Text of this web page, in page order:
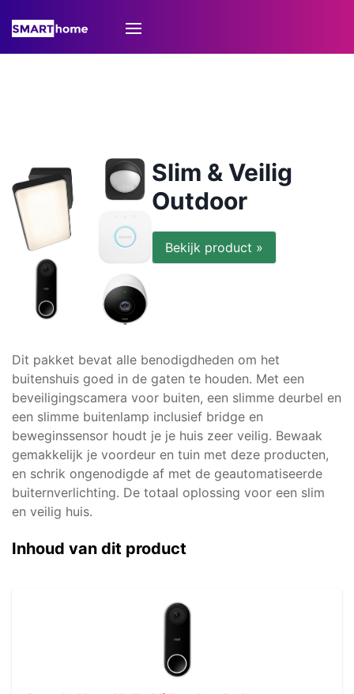
Slim & Veilig
Outdoor
Bekijk product »
Dit pakket bevat alle benodigdheden om het
buitenshuis goed in de gaten te houden. Met een
beveiligingscamera voor buiten, een slimme deurbel en
een slimme buitenlamp inclusief bridge en
beweginssensor houdt je je huis zeer veilig. Bewaak
gemakkelijk je voordeur en tuin met deze producten,
en schrik ongenodigde af met de geautomatiseerde
buiternverlichting. De totaal oplossing voor een slim
en veilig huis.
Inhoud van dit product